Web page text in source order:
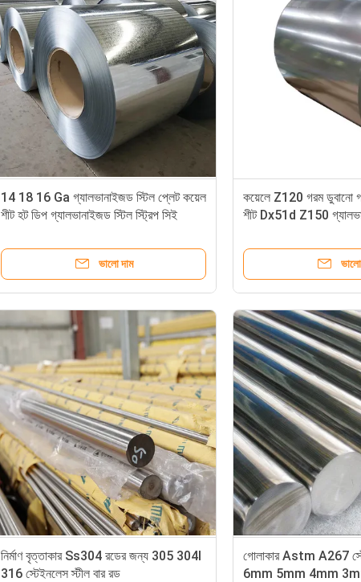
14 18 16 Ga গ্যালভানাইজড স্টিল প্লেট কয়েল
শীট হট ডিপ গ্যালভানাইজড স্টিল স্ট্রিপ সিই
ভালো দাম
কয়েলে Z120 গরম ডুবানো
শীট Dx51d Z150
নির্মাণ বৃত্তাকার Ss304 রডের জন্য 305 304l
316 স্টেইনলেস স্টীল বার রড
গোলাকার Astm A267
6mm 5mm 4mm